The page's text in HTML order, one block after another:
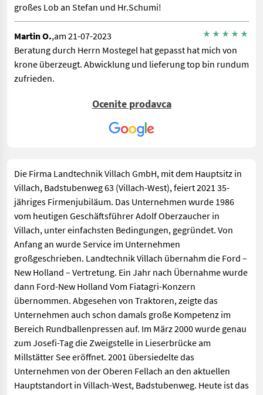
großes Lob an Stefan und Hr.Schumi!
Martin O.,am 21-07-2023
Beratung durch Herrn Mostegel hat gepasst hat mich von
krone überzeugt. Abwicklung und lieferung top bin rundum
zufrieden.
Ocenite prodavca
Die Firma Landtechnik Villach GmbH, mit dem Hauptsitz in
Villach, Badstubenweg 63 (Villach-West), feiert 2021 35-
jähriges Firmenjubiläum. Das Unternehmen wurde 1986
vom heutigen Geschäftsführer Adolf Oberzaucher in
Villach, unter einfachsten Bedingungen, gegründet. Von
Anfang an wurde Service im Unternehmen
großgeschrieben. Landtechnik Villach übernahm die Ford –
New Holland – Vertretung. Ein Jahr nach Übernahme wurde
dann Ford-New Holland Vom Fiatagri-Konzern
übernommen. Abgesehen von Traktoren, zeigte das
Unternehmen auch schon damals große Kompetenz im
Bereich Rundballenpressen auf. Im März 2000 wurde genau
zum Josefi-Tag die Zweigstelle in Lieserbrücke am
Millstätter See eröffnet. 2001 übersiedelte das
Unternehmen von der Oberen Fellach an den aktuellen
Hauptstandort in Villach-West, Badstubenweg. Heute ist das